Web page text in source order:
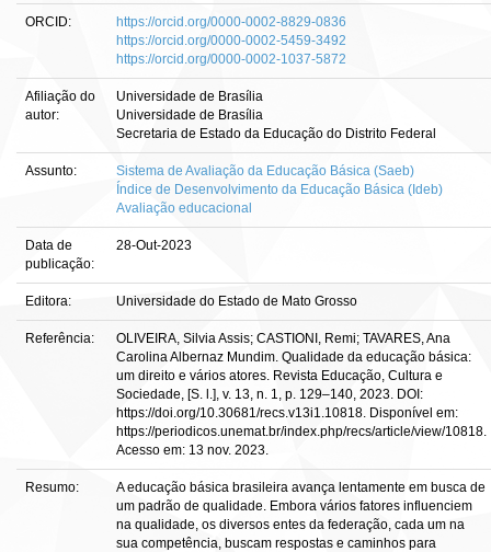
ORCID:
https://orcid.org/0000-0002-8829-0836
https://orcid.org/0000-0002-5459-3492
https://orcid.org/0000-0002-1037-5872
Afiliação do
autor:
Universidade de Brasília
Universidade de Brasília
Secretaria de Estado da Educação do Distrito Federal
Assunto:
Sistema de Avaliação da Educação Básica (Saeb)
Índice de Desenvolvimento da Educação Básica (Ideb)
Avaliação educacional
Data de
publicação:
28-Out-2023
Editora: Universidade do Estado de Mato Grosso
Referência:
OLIVEIRA, Silvia Assis; CASTIONI, Remi; TAVARES, Ana
Carolina Albernaz Mundim. Qualidade da educação básica:
um direito e vários atores. Revista Educação, Cultura e
Sociedade, [S. l.], v. 13, n. 1, p. 129–140, 2023. DOI:
https://doi.org/10.30681/recs.v13i1.10818. Disponível em:
https://periodicos.unemat.br/index.php/recs/article/view/10818.
Acesso em: 13 nov. 2023.
Resumo:
A educação básica brasileira avança lentamente em busca de
um padrão de qualidade. Embora vários fatores influenciem
na qualidade, os diversos entes da federação, cada um na
sua competência, buscam respostas e caminhos para